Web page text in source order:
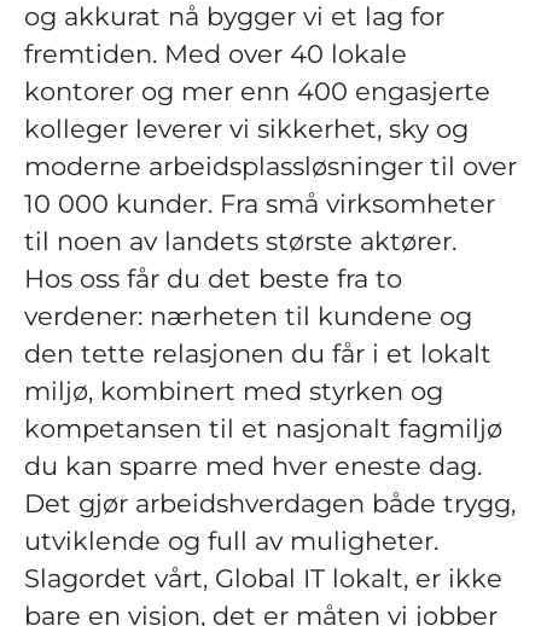
og akkurat nå bygger vi et lag for
fremtiden. Med over 40 lokale
kontorer og mer enn 400 engasjerte
kolleger leverer vi sikkerhet, sky og
moderne arbeidsplassløsninger til over
10 000 kunder. Fra små virksomheter
til noen av landets største aktører.
Hos oss får du det beste fra to
verdener: nærheten til kundene og
den tette relasjonen du får i et lokalt
miljø, kombinert med styrken og
kompetansen til et nasjonalt fagmiljø
du kan sparre med hver eneste dag.
Det gjør arbeidshverdagen både trygg,
utviklende og full av muligheter.
Slagordet vårt, Global IT lokalt, er ikke
bare en visjon, det er måten vi jobber